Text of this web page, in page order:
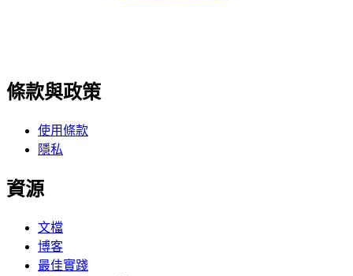
條款與政策
使用條款
隱私
資源
文檔
博客
最佳實踐